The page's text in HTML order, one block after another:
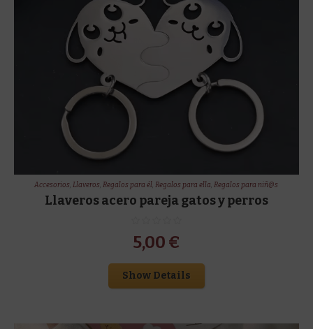
Accesorios,Llaveros,Regalos para él,Regalos para ella,Regalos para niñ@s
Llaveros acero pareja gatos y perros
5,00 €
Show Details